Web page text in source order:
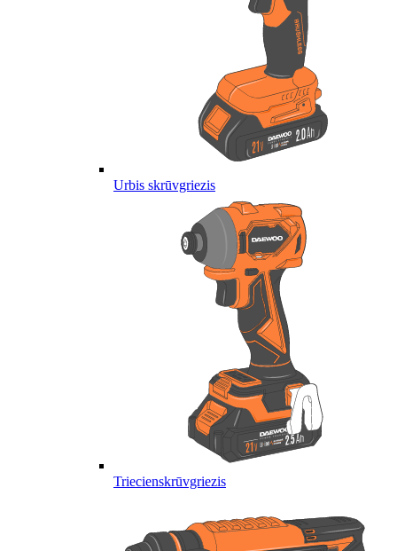
Urbis skrūvgriezis
Triecienskrūvgriezis